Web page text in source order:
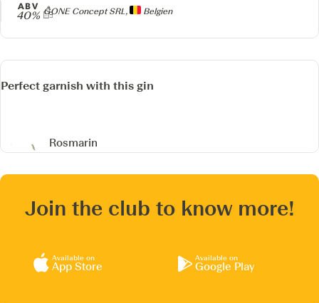
Producer
GONE Concept SRL, Belgien
ABV
40%
Perfect garnish with this gin
Rosmarin
Join the club to know more!
Available on
App Store
Available on
Google Play